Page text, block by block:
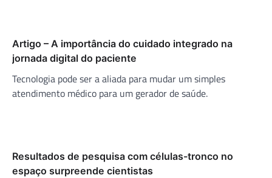
Artigo – A importância do cuidado integrado na
jornada digital do paciente
Tecnologia pode ser a aliada para mudar um simples
atendimento médico para um gerador de saúde.
Resultados de pesquisa com células-tronco no
espaço surpreende cientistas